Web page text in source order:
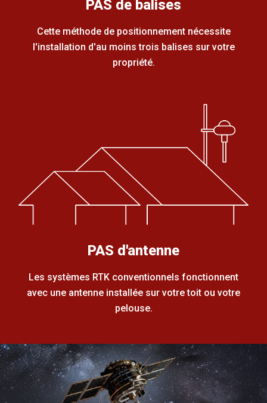
PAS de balises
Cette méthode de positionnement nécessite
l'installation d'au moins trois balises sur votre
propriété.
PAS d'antenne
Les systèmes RTK conventionnels fonctionnent
avec une antenne installée sur votre toit ou votre
pelouse.